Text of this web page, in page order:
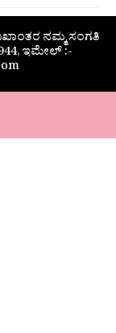
ನಮ್ಮ ಸಂಗತಿ
ಇಮೇಲ್ :-